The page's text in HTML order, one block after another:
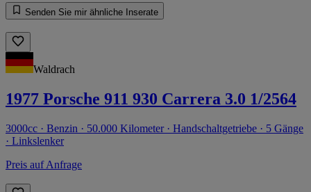
Senden Sie mir ähnliche Inserate
Waldrach
1977 Porsche 911 930 Carrera 3.0 1/2564
3000cc · Benzin · 50.000 Kilometer · Handschaltgetriebe · 5 Gänge
· Linkslenker
Preis auf Anfrage